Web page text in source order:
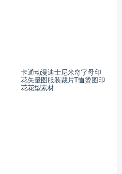
卡通动漫迪士尼米奇字母印
花矢量图服装裁片T恤烫图印
花花型素材